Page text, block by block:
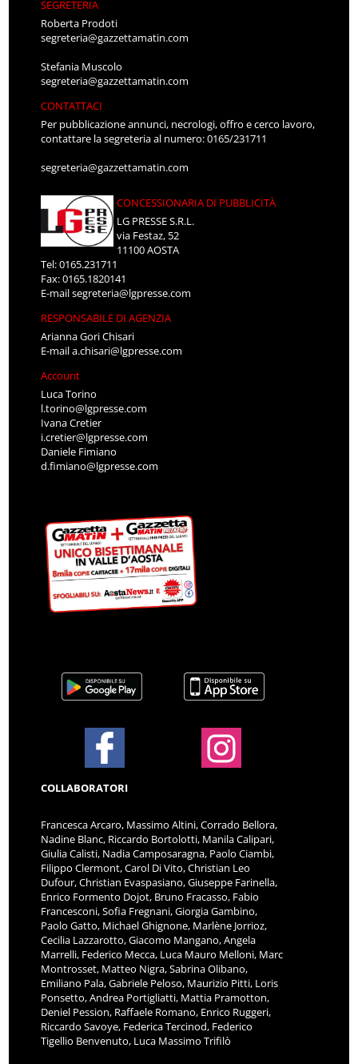
SEGRETERIA
Roberta Prodoti
segreteria@gazzettamatin.com
Stefania Muscolo
segreteria@gazzettamatin.com
CONTATTACI
Per pubblicazione annunci, necrologi, offro e cerco lavoro,
contattare la segreteria al numero: 0165/231711
segreteria@gazzettamatin.com
CONCESSIONARIA DI PUBBLICITÀ
LG PRESSE S.R.L.
via Festaz, 52
11100 AOSTA
Tel: 0165.231711
Fax: 0165.1820141
E-mailsegreteria@lgpresse.com
RESPONSABILE DI AGENZIA
Arianna Gori Chisari
E-maila.chisari@lgpresse.com
Account
Luca Torino
l.torino@lgpresse.com
Ivana Cretier
i.cretier@lgpresse.com
Daniele Fimiano
d.fimiano@lgpresse.com
COLLABORATORI
Francesca Arcaro, Massimo Altini, Corrado Bellora,
Nadine Blanc, Riccardo Bortolotti, Manila Calipari,
Giulia Calisti, Nadia Camposaragna, Paolo Ciambi,
Filippo Clermont, Carol Di Vito, Christian Leo
Dufour, Christian Evaspasiano, Giuseppe Farinella,
Enrico Formento Dojot, Bruno Fracasso, Fabio
Francesconi, Sofia Fregnani, Giorgia Gambino,
Paolo Gatto, Michael Ghignone, Marlène Jorrioz,
Cecilia Lazzarotto, Giacomo Mangano, Angela
Marrelli, Federico Mecca, Luca Mauro Melloni, Marc
Montrosset, Matteo Nigra, Sabrina Olibano,
Emiliano Pala, Gabriele Peloso, Maurizio Pitti, Loris
Ponsetto, Andrea Portigliatti, Mattia Pramotton,
Deniel Pession, Raffaele Romano, Enrico Ruggeri,
Riccardo Savoye, Federica Tercinod, Federico
Tigellio Benvenuto, Luca Massimo Trifilò